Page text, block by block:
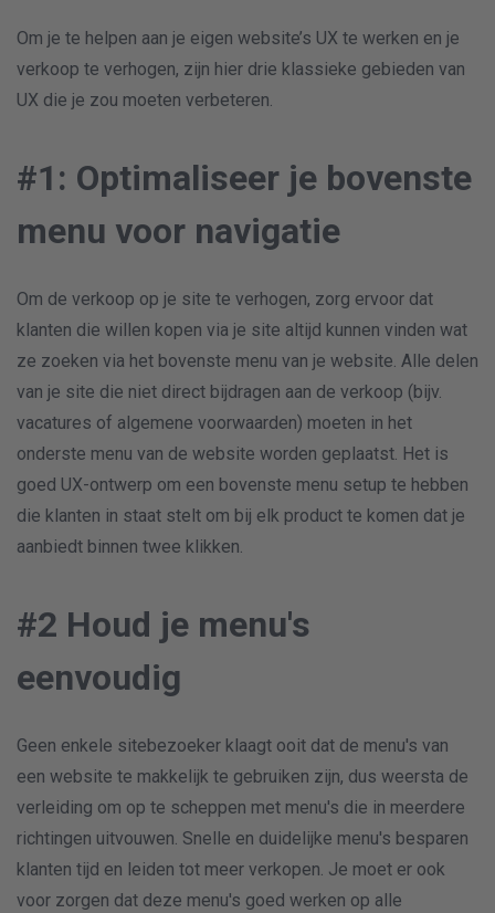
Om je te helpen aan je eigen website’s UX te werken en je
verkoop te verhogen, zijn hier drie klassieke gebieden van
UX die je zou moeten verbeteren.
#1: Optimaliseer je bovenste
menu voor navigatie
Om de verkoop op je site te verhogen, zorg ervoor dat
klanten die willen kopen via je site altijd kunnen vinden wat
ze zoeken via het bovenste menu van je website. Alle delen
van je site die niet direct bijdragen aan de verkoop (bijv.
vacatures of algemene voorwaarden) moeten in het
onderste menu van de website worden geplaatst. Het is
goed UX-ontwerp om een bovenste menu setup te hebben
die klanten in staat stelt om bij elk product te komen dat je
aanbiedt binnen twee klikken.
#2 Houd je menu's
eenvoudig
Geen enkele sitebezoeker klaagt ooit dat de menu's van
een website te makkelijk te gebruiken zijn, dus weersta de
verleiding om op te scheppen met menu's die in meerdere
richtingen uitvouwen. Snelle en duidelijke menu's besparen
klanten tijd en leiden tot meer verkopen. Je moet er ook
voor zorgen dat deze menu's goed werken op alle